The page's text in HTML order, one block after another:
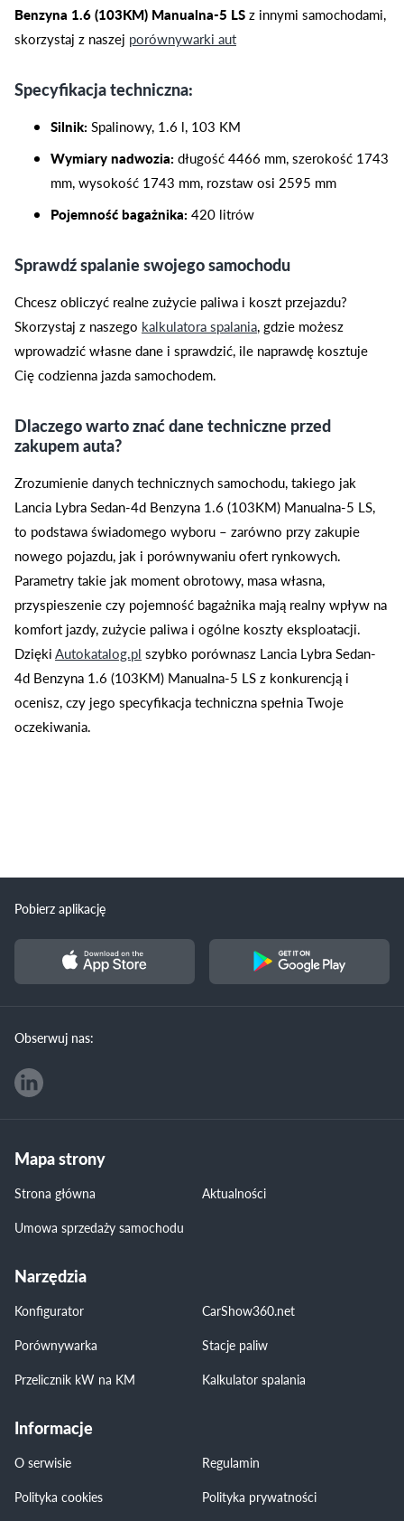
Benzyna 1.6 (103KM) Manualna-5 LSz innymi samochodami,
skorzystaj z naszej porównywarki aut
Specyfikacja techniczna:
Silnik: Spalinowy, 1.6 l, 103 KM
Wymiary nadwozia: długość 4466 mm, szerokość 1743
mm, wysokość 1743 mm, rozstaw osi 2595 mm
Pojemność bagażnika: 420 litrów
Sprawdź spalanie swojego samochodu
Chcesz obliczyć realne zużycie paliwa i koszt przejazdu?
Skorzystaj z naszego kalkulatora spalania, gdzie możesz
wprowadzić własne dane i sprawdzić, ile naprawdę kosztuje
Cię codzienna jazda samochodem.
Dlaczego warto znać dane techniczne przed
zakupem auta?
Zrozumienie danych technicznych samochodu, takiego jak
Lancia Lybra Sedan-4d Benzyna 1.6 (103KM) Manualna-5 LS,
to podstawa świadomego wyboru – zarówno przy zakupie
nowego pojazdu, jak i porównywaniu ofert rynkowych.
Parametry takie jak moment obrotowy, masa własna,
przyspieszenie czy pojemność bagażnika mają realny wpływ na
komfort jazdy, zużycie paliwa i ogólne koszty eksploatacji.
DziękiAutokatalog.pl szybko porównasz Lancia Lybra Sedan-
4d Benzyna 1.6 (103KM) Manualna-5 LS z konkurencją i
ocenisz, czy jego specyfikacja techniczna spełnia Twoje
oczekiwania.
Pobierz aplikację
Obserwuj nas:
Mapa strony
Strona główna
Aktualności
Umowa sprzedaży samochodu
Narzędzia
Konfigurator
CarShow360.net
Porównywarka
Stacje paliw
Przelicznik kW na KM
Kalkulator spalania
Informacje
O serwisie
Regulamin
Polityka cookies
Polityka prywatności